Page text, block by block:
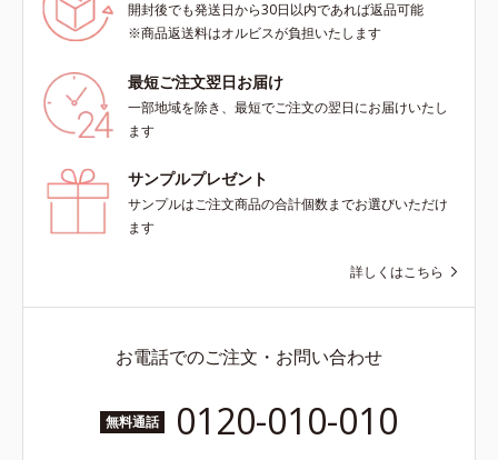
開封後でも発送日から30日以内であれば返品可能
※商品返送料はオルビスが負担いたします
最短ご注文翌日お届け
一部地域を除き、最短でご注文の翌日にお届けいたし
ます
サンプルプレゼント
サンプルはご注文商品の合計個数までお選びいただけ
ます
詳しくはこちら
お電話でのご注文・お問い合わせ
無料通話 0120-010-010